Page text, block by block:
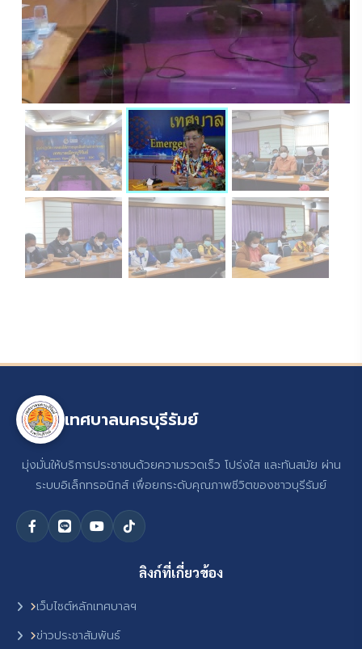
เทศบาลนครบุรีรัมย์
มุ่งมั่นให้บริการประชาชนด้วยความรวดเร็ว โปร่งใส และทันสมัย ผ่าน
ระบบอิเล็กทรอนิกส์ เพื่อยกระดับคุณภาพชีวิตของชาวบุรีรัมย์
ลิงก์ที่เกี่ยวข้อง
เว็บไซต์หลักเทศบาลฯ
ข่าวประชาสัมพันธ์